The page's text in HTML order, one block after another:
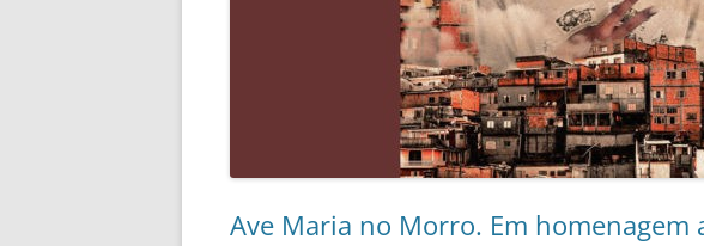
Ave Maria no Morro. Em homenagem